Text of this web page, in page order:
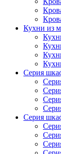
Кухни из
Серия
Серия